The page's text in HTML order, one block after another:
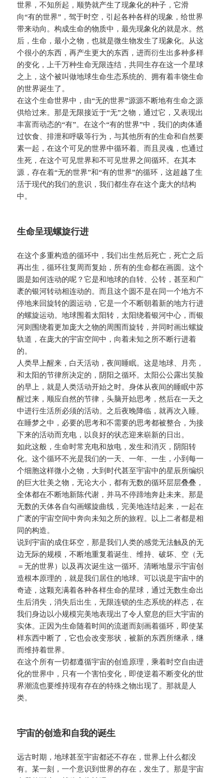
世界，不知所起，顺势就产生了现象化的种子，它滑
向“有的世界”，驾于时空，引起各种各样的现象，给世界
带来动向。构成生命的物质中，最先现象化的就是水。然
后，生命，最小之物，也就是微生物发生了现象化。从这
个很小的东西，再产生更大的东西，进而衍生出多种多样
的变化，上千万种生命无限连结，共同生存在这一个星球
之上，这个被叫做地球生命生态系统的、拥有着丰饶生命
的世界诞生了。
在这个生命世界中，由“无的世界”源源不断地有生命之源
供给过来。那是无限接近于“无”之物，通过它，又表现出
丰富而动态的“有”。在这个“有的世界”中，我们的肉体通
过饮食、排泄和呼吸等行为，与其他所有的生命和自然要
素一起，在这个可见的世界中循环着。而且灵魂，也通过
生死，在这个可见世界和不可见世界之间循环。在其本
源，存在着“无的世界”和“有的世界”的循环，这超越了生
活于现代的我们的意识，我们都生存在这个庞大的结构
中。
生命呈现螺旋行进
在这个多重构造的循环中，我们出生然后死亡，死亡之后
再出生，循环往复周而复始，所有的生命都在画圆。这个
圆是如何连动的呢？它是和地球的自转、公转，甚至和广
袤的银河转动相连动的。而且这个圆不是在同一个地方不
停地来回旋转的圆运动，它是一个不断朝着新的地方行进
的螺旋运动。地球围着太阳转，太阳绕着银河中心，而银
河则围绕着更加庞大之物的周围而旋转，并同时画出螺旋
轨道，在庞大的宇宙空间中，向着未知之所不断行进着
的。
人类早上醒来，白天活动，夜间睡眠。这是地球、月亮，
和太阳的节律所决定的，阴阳之循环。太阳公公露出笑脸
的早上，就是人类活动开始之时。身体从夜间的睡眠中苏
醒过来，顺应自然的节律，头脑开始思考，然后在一天之
中进行生活所必须的活动。之后夜晚降临，就再次入睡。
在睡梦之中，必要的思考和不需要的思考都被整合，为接
下来的活动而充电，以良好的状态迎来崭新的日出。
如此这般，生命时常充电和放电，发生和消灭，阴阳转
化。这个循环不光是我们的一天、一年、一生，小到每一
个细胞这样微小之物，大到时代甚至宇宙中的星辰所编织
的巨大壮美之物，无论大小，都有无数的循环层层叠叠，
全体都在不断地新陈代谢，并马不停蹄地奔赴未来。那是
无数的天体各自勾画螺旋曲线，完美地连结起来，一起在
广袤的宇宙空间中奔向未知之所的旅程。以上二者都是相
同的构造。
说到宇宙的成住坏空，那是我们人类的感觉无法触及的无
边无际的规模，不断地重复着诞生、维持、破坏、空（无
＝无的世界）以及再次诞生这一循环。清晰地显示宇宙创
造根本原理的，就是我们居住的地球。可以说是宇宙中的
奇迹，这颗充满着各种各样生命的星球，通过无数生命出
生后消失，消失后出生，无限连锁的生态系统的样态，在
我们身边以小规模完美地表现出了令人窒息的巨大宇宙的
实体。正因为生命随着时间的流逝而刻画着循环，即使某
样东西中断了，它也会改变形状，被新的东西所继承，继
而维持着世界。
在这个所有一切都遵循宇宙的创造原理，乘着时空自由进
化的世界中，只有一个害怕变化，即使逆着不断变化的世
界潮流也要维持现有存在的特殊之物出现了。那就是人
类。
宇宙的创造和自我的诞生
远古时期，地球甚至宇宙都还不存在，世界上什么都没
有。某一刻，一个意识到世界的存在，发生了。那是宇宙